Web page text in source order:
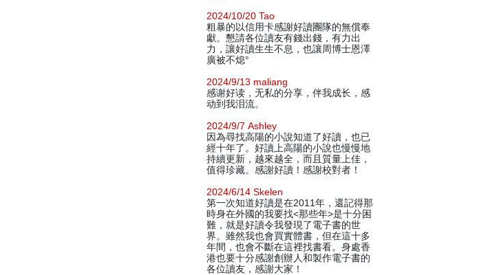
2024/10/20 Tao
粗暴的以信用卡感謝好讀團隊的無償奉
獻。懇請各位讀友有錢出錢，有力出
力，讓好讀生生不息，也讓周博士恩澤
廣被不熄°
2024/9/13 maliang
感谢好读，无私的分享，伴我成长，感
动到我泪流。
2024/9/7 Ashley
因為尋找高陽的小說知道了好讀，也已
經十年了。好讀上高陽的小說也慢慢地
持續更新，越來越全，而且質量上佳，
值得珍藏。感謝好讀！感謝校對者！
2024/6/14 Skelen
第一次知道好讀是在2011年，還記得那
時身在外國的我要找<那些年>是十分困
難，就是好讀令我發現了電子書的世
界。雖然我也會買實體書，但在這十多
年間，也會不斷在這裡找書看。身處香
港也要十分感謝創辦人和製作電子書的
各位讀友，感謝大家！